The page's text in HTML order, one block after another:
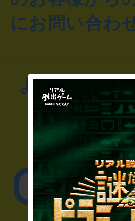
にお問い合わ
よくあるお
▼一
公演内容